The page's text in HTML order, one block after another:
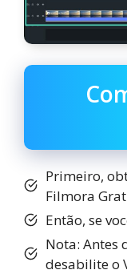
Primeiro,
Filmora
Então, se
Nota: Antes
desabilite o